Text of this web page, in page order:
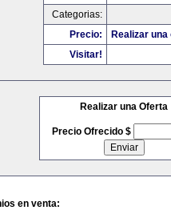
Categorias:
Precio:
Realizar
Visitar!
Realizar una Oferta
Precio Ofrecido $
en venta: